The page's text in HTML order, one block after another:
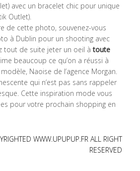
avec un bracelet chic pour unique
Outlet).
de cette photo, souvenez-vous
à Dublin pour un shooting avec
tout de suite jeter un oeil àtoute
beaucoup ce qu’on a réussi à
Naoise de l’agence Morgan.
qui n’est pas sans rappeler
Cette inspiration mode vous
pour votre prochain shopping en
WWW.UPUPUP.FR ALL RIGHT
RESERVED